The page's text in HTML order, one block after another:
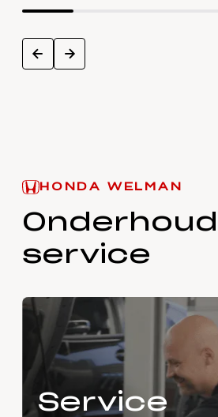
prev next
HONDA WELMAN
service
Service